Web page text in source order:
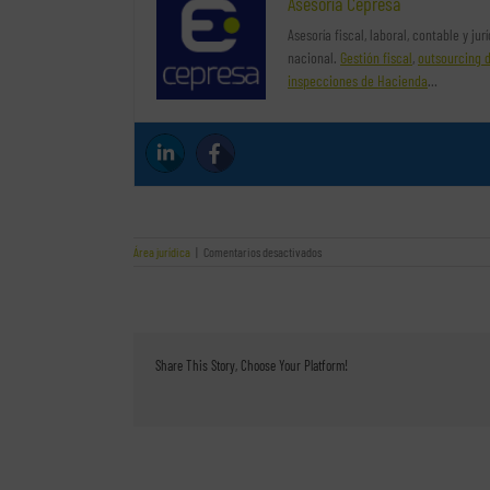
Asesoría fiscal, laboral, contable y
nacional. Gestión fiscal, outsourcing
inspecciones de Hacienda…
Área jurídica | Comentarios desactivadosen
daños
Share This Story, Choose Your Platform!